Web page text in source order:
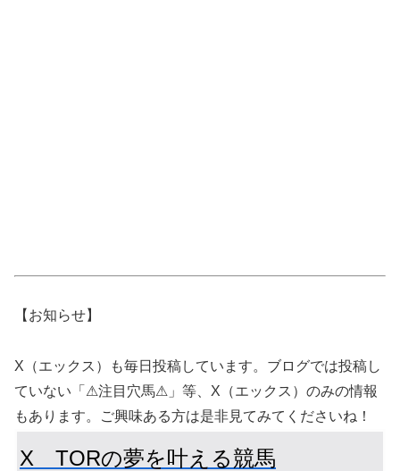
【お知らせ】
X（エックス）も毎日投稿しています。ブログでは投稿し
ていない「⚠注目穴馬⚠」等、X（エックス）のみの情報
もあります。ご興味ある方は是非見てみてくださいね！
X TORの夢を叶える競馬